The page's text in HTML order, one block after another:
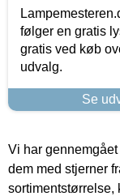
følger en gratis
gratis ved køb
udvalg.
Se
Vi har
dem med stjerner
sortimentstørrelse,